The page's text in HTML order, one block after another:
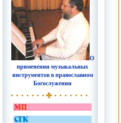
О
применении музыкальных
инструментов в православном
Богослужении